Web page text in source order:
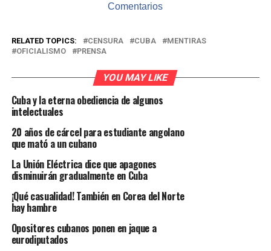
Comentarios
RELATED TOPICS: CENSURA CUBA
MENTIRAS
OFICIALISMO
PRENSA
YOU MAY LIKE
Cuba y la eterna obediencia de algunos
intelectuales
20 años de cárcel para estudiante angolano
que mató a un cubano
La Unión Eléctrica dice que apagones
disminuirán gradualmente en Cuba
¡Qué casualidad! También en Corea del Norte
hay hambre
Opositores cubanos ponen en jaque a
eurodiputados